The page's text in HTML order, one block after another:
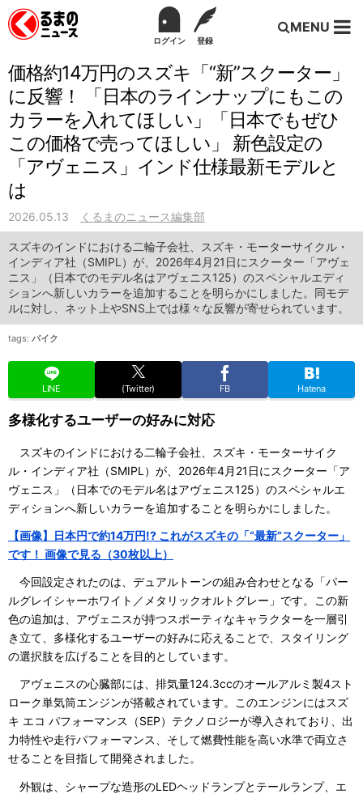
ログイン 登録
MENU
価格約14万円のスズキ「“新”スクーター」
に反響！ 「日本のラインナップにもこの
カラーを入れてほしい」「日本でもぜひ
この価格で売ってほしい」 新色設定の
「アヴェニス」インド仕様最新モデルと
は
2026.05.13 くるまのニュース編集部
スズキのインドにおける二輪子会社、スズキ・モーターサイクル・
インディア社（SMIPL）が、2026年4月21日にスクーター「アヴェ
ニス」（日本でのモデル名はアヴェニス125）のスペシャルエディ
ションへ新しいカラーを追加することを明らかにしました。同モデ
ルに対し、ネット上やSNS上では様々な反響が寄せられています。
tags: バイク
LINE (Twitter) FB Hatena
多様化するユーザーの好みに対応
スズキのインドにおける二輪子会社、スズキ・モーターサイク
ル・インディア社（SMIPL）が、2026年4月21日にスクーター「ア
ヴェニス」（日本でのモデル名はアヴェニス125）のスペシャルエ
ディションへ新しいカラーを追加することを明らかにしました。
【画像】日本円で約14万円!? これがスズキの「“最新”スクーター」
です！ 画像で見る（30枚以上）
今回設定されたのは、デュアルトーンの組み合わせとなる「パー
ルグレイシャーホワイト／メタリックオルトグレー」です。この新
色の追加は、アヴェニスが持つスポーティなキャラクターを一層引
き立て、多様化するユーザーの好みに応えることで、スタイリング
の選択肢を広げることを目的としています。
アヴェニスの心臓部には、排気量124.3ccのオールアルミ製4スト
ローク単気筒エンジンが搭載されています。このエンジンにはスズ
キ エコ パフォーマンス（SEP）テクノロジーが導入されており、出
力特性や走行パフォーマンス、そして燃費性能を高い水準で両立さ
せることを目指して開発されました。
外観は、シャープな造形のLEDヘッドランプとテールランプ、エ